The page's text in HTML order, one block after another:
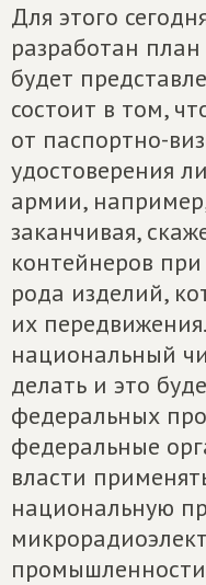
Для этого
разработан
будет
состоит в том,
от паспортно-
удостоверения
армии,
заканчивая,
контейнеров
рода изделий,
их
национальный
делать и это
федеральных
федеральные
власти
национальную